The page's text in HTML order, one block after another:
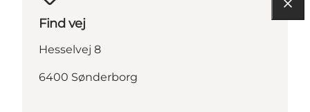
Find vej
Hesselvej 8
6400 Sønderborg